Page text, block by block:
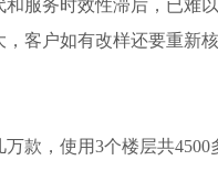
和服务时效性滞后，已难
，客户如有改样还要重新
款，使用3个楼层共